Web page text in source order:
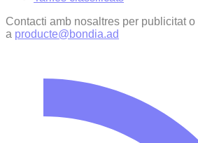
Contacti amb nosaltres per publicitat
a producte@bondia.ad